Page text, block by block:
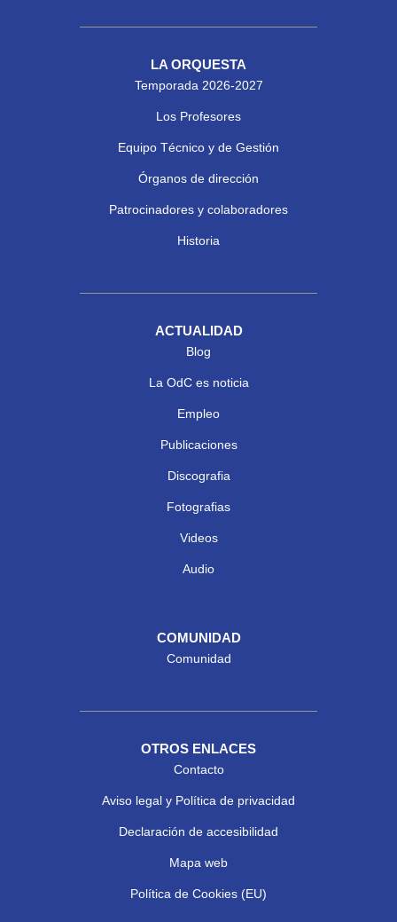
LA ORQUESTA
Temporada 2026-2027
Los Profesores
Equipo Técnico y de Gestión
Órganos de dirección
Patrocinadores y colaboradores
Historia
ACTUALIDAD
Blog
La OdC es noticia
Empleo
Publicaciones
Discografia
Fotografias
Videos
Audio
COMUNIDAD
Comunidad
OTROS ENLACES
Contacto
Aviso legal y Política de privacidad
Declaración de accesibilidad
Mapa web
Política de Cookies (EU)